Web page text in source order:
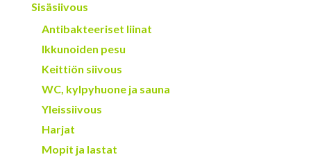
Sisäsiivous
Antibakteeriset liinat
Ikkunoiden pesu
Keittiön siivous
WC, kylpyhuone ja sauna
Yleissiivous
Harjat
Mopit ja lastat